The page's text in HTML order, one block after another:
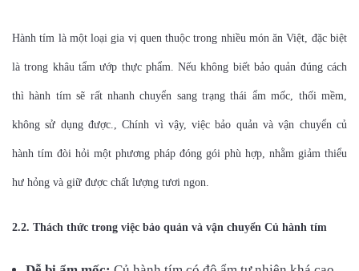
Hành tím là một loại gia vị quen thuộc trong nhiều món ăn Việt, đặc biệt
là trong khâu tẩm ướp thực phẩm. Nếu không biết bảo quản đúng cách
thì hành tím sẽ rất nhanh chuyển sang trạng thái ẩm mốc, thối mềm,
không sử dụng được., Chính vì vậy, việc bảo quản và vận chuyển củ
hành tím đòi hỏi một phương pháp đóng gói phù hợp, nhằm giảm thiểu
hư hỏng và giữ được chất lượng tươi ngon.
2.2. Thách thức trong việc bảo quản và vận chuyển Củ hành tím